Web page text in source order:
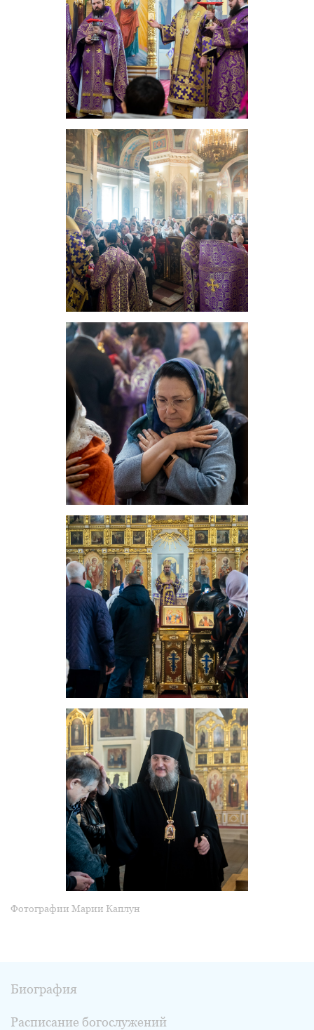
Фотографии Марии Каплун
Биография
Расписание богослужений